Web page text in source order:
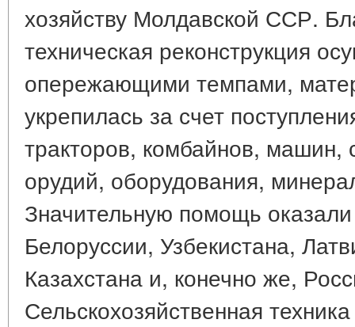
хозяйству Молдавской ССР.
техническая реконструкция
опережающими темпами,
укрепилась за счет
тракторов, комбайнов, машин,
орудий, оборудования,
Значительную помощь
Белоруссии, Узбекистана,
Казахстана и, конечно же,
Сельскохозяйственная